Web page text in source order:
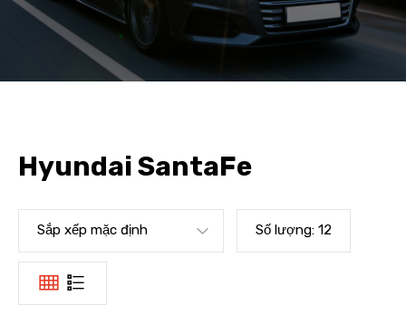
Hyundai SantaFe
Sắp xếp mặc định Số lượng: 12